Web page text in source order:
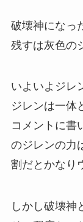
破壊神になっ
残すは灰色の
いよいよジレ
ジレンは一体
コメントに書
のジレンの力
割だとかなり
しかし破壊神